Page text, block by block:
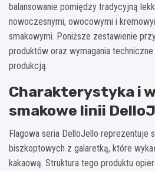
balansowanie pomiędzy tradycyjną
nowoczesnymi, owocowymi i
smakowymi. Poniższe zestawienie
produktów oraz wymagania
produkcją.
Charakterystyka i
smakowe linii
Flagowa seria DelloJello reprezentuje
biszkoptowych z galaretką, które
kakaową. Struktura tego produktu